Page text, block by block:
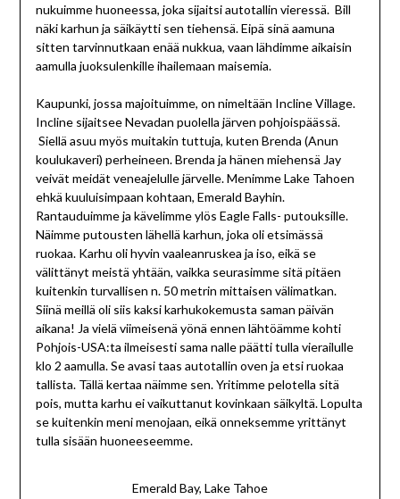
nukuimme huoneessa, joka sijaitsi autotallin vieressä. Bill
näki karhun ja säikäytti sen tiehensä. Eipä sinä aamuna
sitten tarvinnutkaan enää nukkua, vaan lähdimme aikaisin
aamulla juoksulenkille ihailemaan maisemia.
Kaupunki, jossa majoituimme, on nimeltään Incline Village.
Incline sijaitsee Nevadan puolella järven pohjoispäässä.
Siellä asuu myös muitakin tuttuja, kuten Brenda (Anun
koulukaveri) perheineen. Brenda ja hänen miehensä Jay
veivät meidät veneajelulle järvelle. Menimme Lake Tahoen
ehkä kuuluisimpaan kohtaan, Emerald Bayhin.
Rantauduimme ja kävelimme ylös Eagle Falls- putouksille.
Näimme putousten lähellä karhun, joka oli etsimässä
ruokaa. Karhu oli hyvin vaaleanruskea ja iso, eikä se
välittänyt meistä yhtään, vaikka seurasimme sitä pitäen
kuitenkin turvallisen n. 50 metrin mittaisen välimatkan.
Siinä meillä oli siis kaksi karhukokemusta saman päivän
aikana! Ja vielä viimeisenä yönä ennen lähtöämme kohti
Pohjois-USA:ta ilmeisesti sama nalle päätti tulla vierailulle
klo 2 aamulla. Se avasi taas autotallin oven ja etsi ruokaa
tallista. Tällä kertaa näimme sen. Yritimme pelotella sitä
pois, mutta karhu ei vaikuttanut kovinkaan säikyltä. Lopulta
se kuitenkin meni menojaan, eikä onneksemme yrittänyt
tulla sisään huoneeseemme.
Emerald Bay, Lake Tahoe